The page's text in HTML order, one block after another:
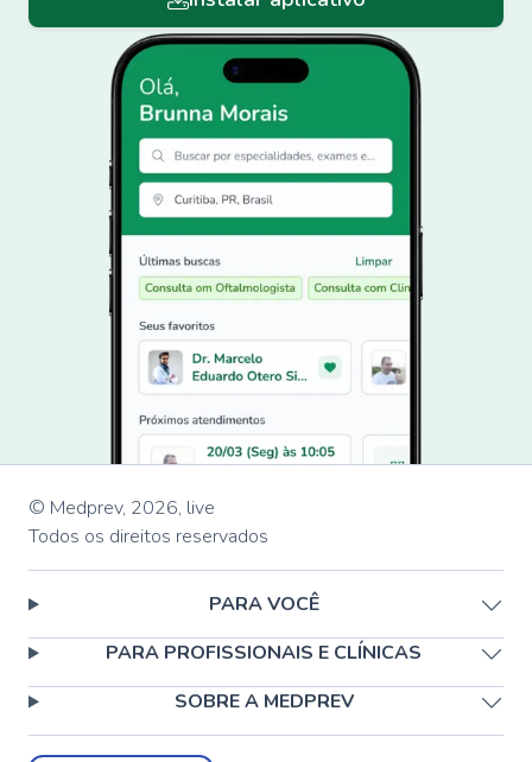
© Medprev, 2026, live
Todos os direitos reservados
PARA VOCÊ
PARA PROFISSIONAIS E CLÍNICAS
SOBRE A MEDPREV